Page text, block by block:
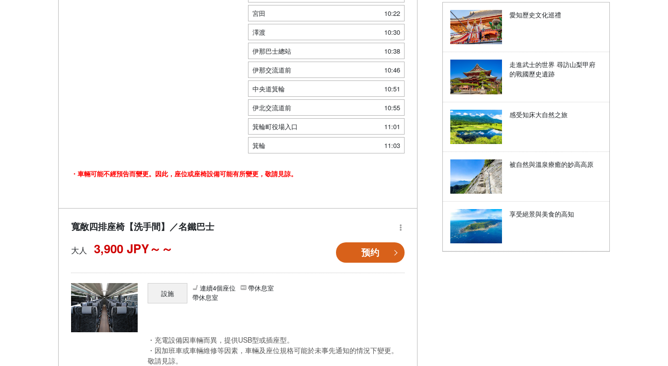
宮田
10:22
澤渡
10:30
伊那巴士總站
10:38
伊那交流道前
10:46
中央道箕輪
10:51
伊北交流道前
10:55
箕輪町役場入口
11:01
箕輪
11:03
・車輛可能不經預告而變更。因此，座位或座椅設備可能有所變更，敬請見諒。
寬敞四排座椅【洗手間】／名鐵巴士
大人 3,900 JPY～ 预约
設施
連續4個座位
帶休息室
帶休息室
・充電設備因車輛而異，提供USB型或插座型。
・因加班車或車輛維修等因素，車輛及座位規格可能於未事先通知的情況下變更。
敬請見諒。
愛知歷史文化巡禮
走進武士的世界 尋訪山梨甲府
的戰國歷史遺跡
感受知床大自然之旅
被自然與溫泉療癒的妙高高原
享受絕景與美食的高知